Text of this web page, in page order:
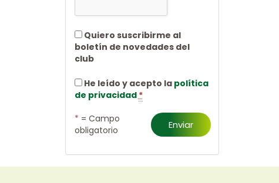
Quiero suscribirme al
boletín de novedades del
club
He leído y acepto la política
de privacidad*
* = Campo
obligatorio
Enviar